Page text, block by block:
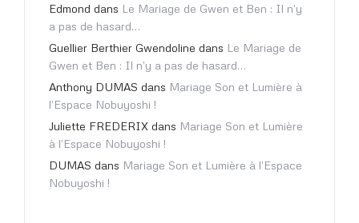
Edmond dans Le Mariage de Gwen et Ben : Il n’y
a pas de hasard…
Guellier Berthier Gwendoline dans Le Mariage de
Gwen et Ben : Il n’y a pas de hasard…
Anthony DUMAS dans Mariage Son et Lumière à
l’Espace Nobuyoshi !
Juliette FREDERIX dans Mariage Son et Lumière
à l’Espace Nobuyoshi !
DUMAS dans Mariage Son et Lumière à l’Espace
Nobuyoshi !